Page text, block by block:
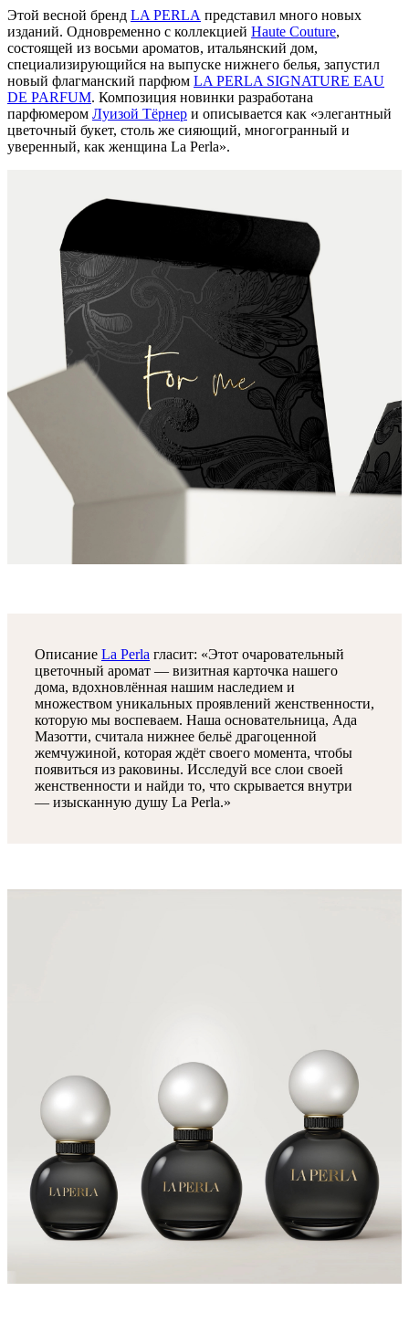
Этой весной бренд LA PERLA представил много новых
изданий. Одновременно с коллекцией Haute Couture,
состоящей из восьми ароматов, итальянский дом,
специализирующийся на выпуске нижнего белья, запустил
новый флагманский парфюм LA PERLA SIGNATURE EAU
DE PARFUM. Композиция новинки разработана
парфюмером Луизой Тёрнер и описывается как «элегантный
цветочный букет, столь же сияющий, многогранный и
уверенный, как женщина La Perla».
Описание La Perla гласит: «Этот очаровательный
цветочный аромат — визитная карточка нашего
дома, вдохновлённая нашим наследием и
множеством уникальных проявлений женственности,
которую мы воспеваем. Наша основательница, Ада
Мазотти, считала нижнее бельё драгоценной
жемчужиной, которая ждёт своего момента, чтобы
появиться из раковины. Исследуй все слои своей
женственности и найди то, что скрывается внутри
— изысканную душу La Perla.»